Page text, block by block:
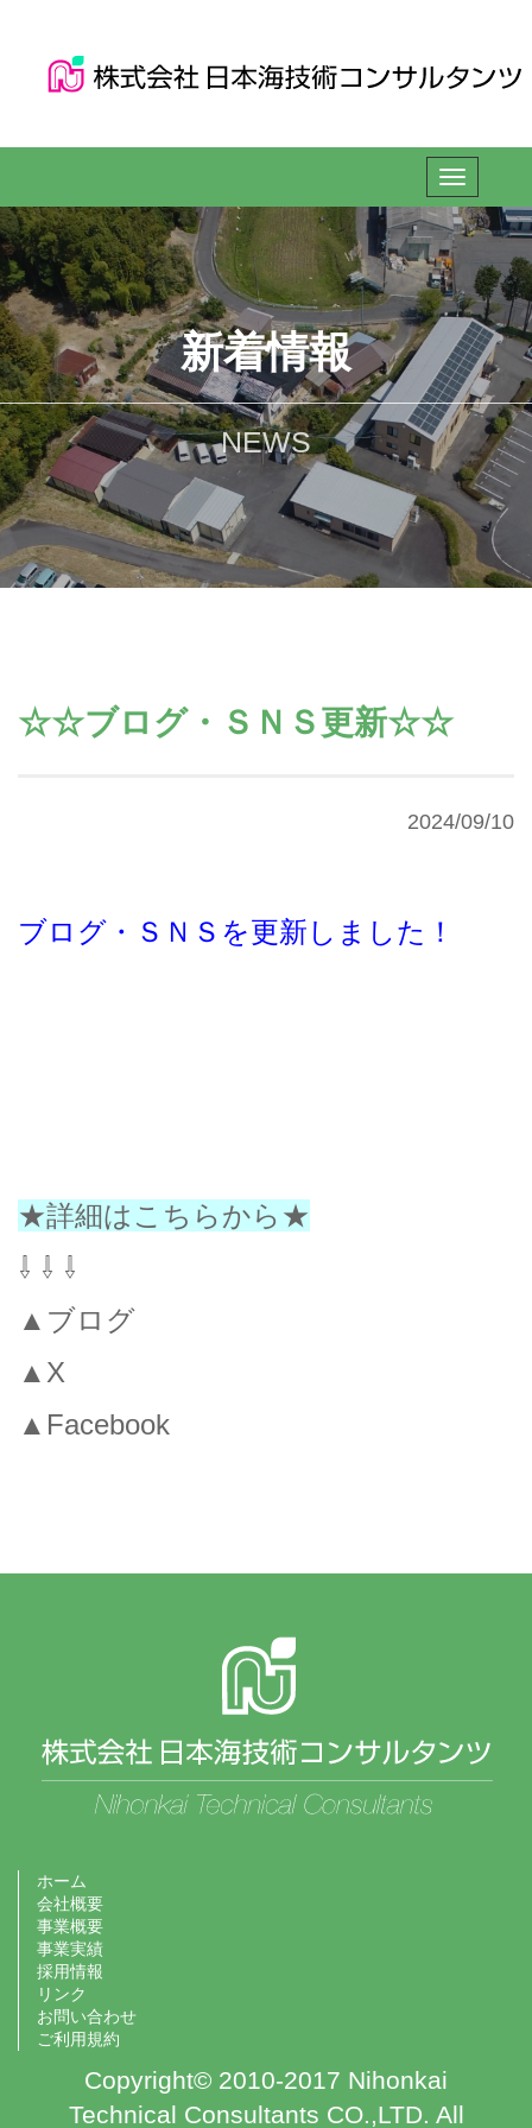
新着情報
NEWS
☆☆ブログ・ＳＮＳ更新☆☆
2024/09/10
ブログ・ＳＮＳを更新しました！
★詳細はこちらから★
⇩ ⇩ ⇩
▲ブログ
▲X
▲Facebook
ホーム
会社概要
事業概要
事業実績
採用情報
リンク
お問い合わせ
ご利用規約
Copyright© 2010-2017 Nihonkai
Technical Consultants CO.,LTD. All